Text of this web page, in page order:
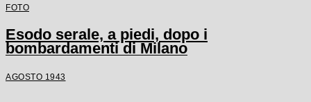
FOTO
Esodo serale, a piedi, dopo i
bombardamenti di Milano
AGOSTO 1943